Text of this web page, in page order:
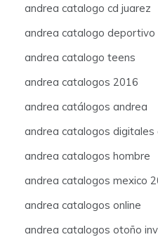
andrea catalogo cd juarez
andrea catalogo deportivo
andrea catalogo teens
andrea catalogos 2016
andrea catálogos andrea
andrea catalogos digitales
andrea catalogos hombre
andrea catalogos mexico
andrea catalogos online
andrea catalogos otoño